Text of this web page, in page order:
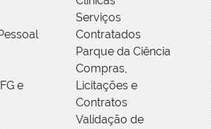
e
Serviços
Contratados
Parque da Ciência
Compras,
Licitações e
Contratos
Validação de